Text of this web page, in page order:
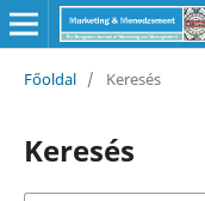
Főoldal / Keresés
Keresés